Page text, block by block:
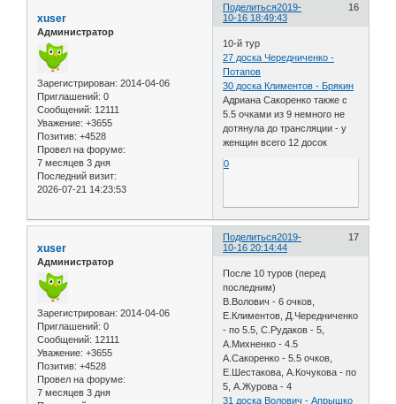
Поделиться 16
2019-
10-16 18:49:43
xuser
Администратор
Зарегистрирован: 2014-04-06
Приглашений: 0
Сообщений: 12111
Уважение: +3655
Позитив: +4528
Провел на форуме:
7 месяцев 3 дня
Последний визит:
2026-07-21 14:23:53
10-й тур
27 доска Чередниченко -
Потапов
30 доска Климентов - Брякин
Адриана Сакоренко также с
5.5 очками из 9 немного не
дотянула до трансляции - у
женщин всего 12 досок
0
Поделиться 17
2019-
10-16 20:14:44
xuser
Администратор
Зарегистрирован: 2014-04-06
Приглашений: 0
Сообщений: 12111
Уважение: +3655
Позитив: +4528
Провел на форуме:
7 месяцев 3 дня
После 10 туров (перед
последним)
В.Волович - 6 очков,
Е.Климентов, Д.Чередниченко
- по 5.5, С.Рудаков - 5,
А.Михненко - 4.5
А.Сакоренко - 5.5 очков,
Е.Шестакова, А.Кочукова - по
5, А.Журова - 4
31 доска Волович - Апрышко